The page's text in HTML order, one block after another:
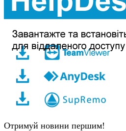
Отримуй новини першим!